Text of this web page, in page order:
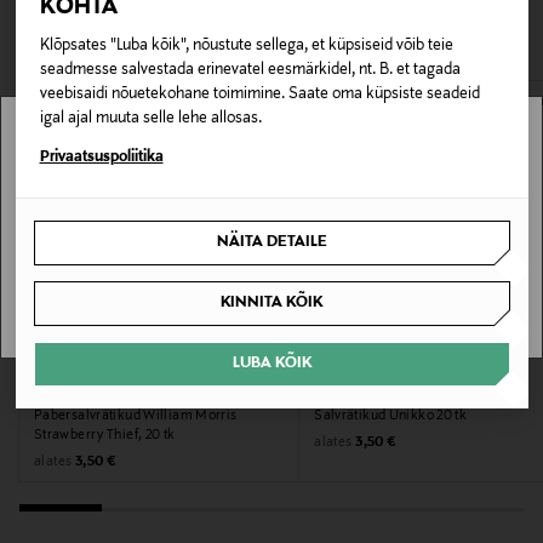
KOHTA
Klõpsates "Luba kõik", nõustute sellega, et küpsiseid võib teie
seadmesse salvestada erinevatel eesmärkidel, nt. B. et tagada
veebisaidi nõuetekohane toimimine. Saate oma küpsiste seadeid
igal ajal muuta selle lehe allosas.
Privaatsuspoliitika
NÄITA DETAILE
KINNITA KÕIK
LUBA KÕIK
Materjal
Paber
Värv
GREEN
Valmistaja tootenumber
209986
Duni AB
Tootja aadress
VAATASID KA
Pabersalvrätikud William Morris
Strawberry Thief, 20 tk
alates Original Price
3,50 €
Salvrätikud Unikko 20 tk
alates Original Price
3,50 €
Stockmann pole Sinu riigis saadaval.
SAAN ARU